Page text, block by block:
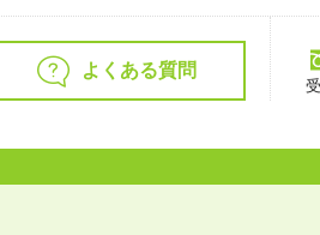
よくある質問